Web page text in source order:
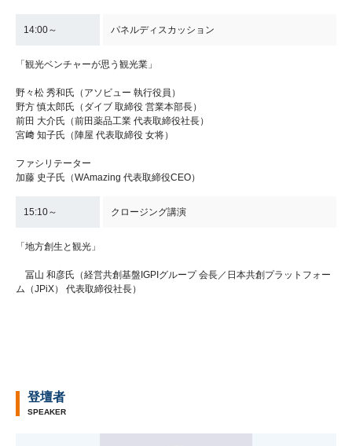
14:00～ パネルディスカッション
「観光ベンチャーが思う観光業」
野々松 秀和氏（アソビュー 執行役員）
野方 慎太郎氏（ダイブ 取締役 営業本部長）
前田 大介氏（前田薬品工業 代表取締役社長）
宮﨑 知子氏（陣屋 代表取締役 女将）
ファシリテーター
加藤 史子氏（WAmazing 代表取締役CEO）
15:10～ クロージング講演
「地方創生と観光」
冨山 和彦氏（経営共創基盤IGPIグループ 会長／日本共創プラットフォー
ム（JPiX） 代表取締役社長）
登壇者
SPEAKER